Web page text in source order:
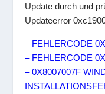
Update durch und
Updateerror
– FEHLERCODE
– FEHLERCODE
– 0X8007007F